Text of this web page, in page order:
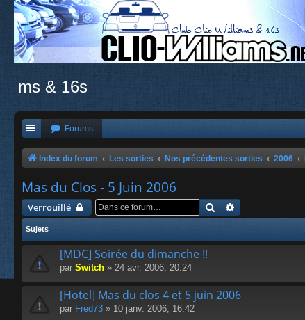
ms & 16s
Forums
Index du forum Les sorties Nos précédentes sorties 2006
Mas du Clos - 5 Juin 2006
Verrouillé Rechercher
Sujets
[MDC] Soirée du dimanche !!
par Switch » 24 avr. 2006, 20:24
[Hotel] Mas du clos 4 et 5 juin 2006
par Fred73 » 10 janv. 2006, 16:42